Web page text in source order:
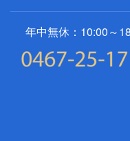
年中無休：10:00～